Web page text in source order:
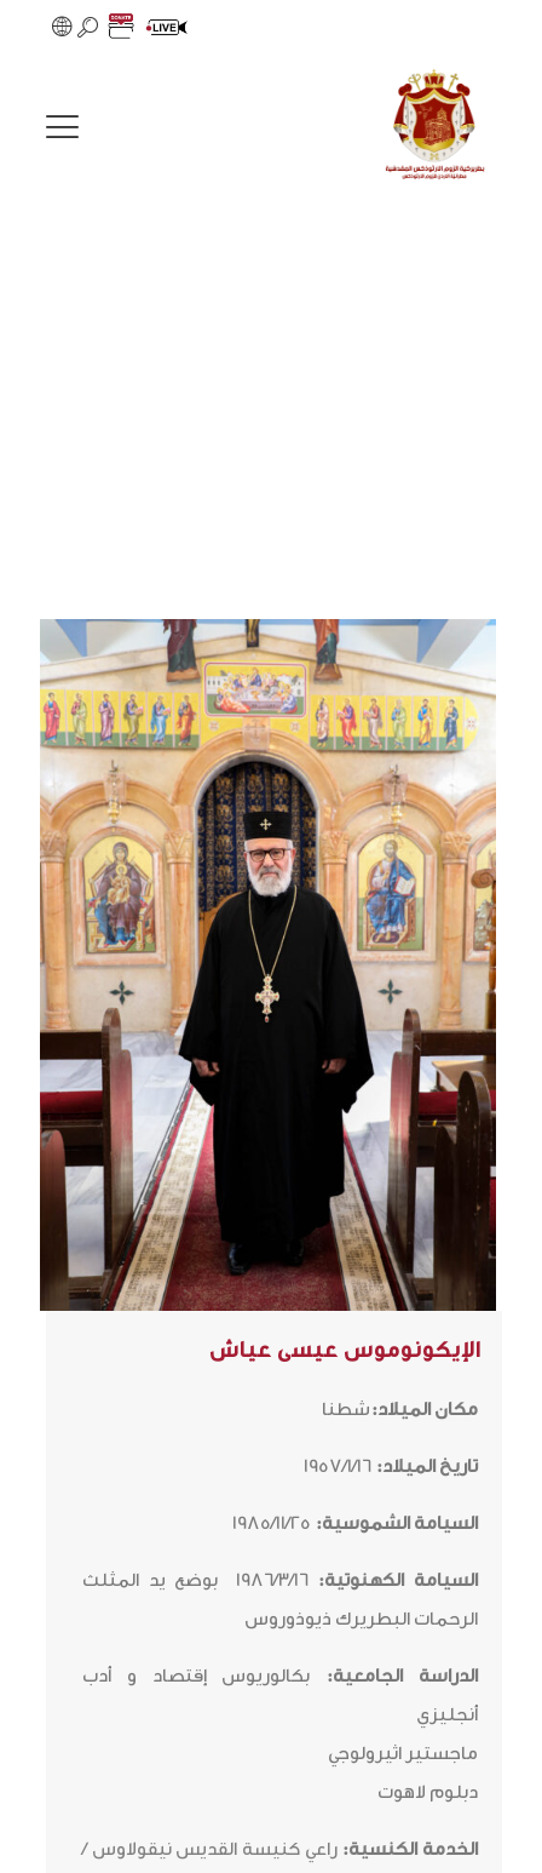
الإيكونوموس عيسى عياش
مكان الميلاد:شطنا
تاريخ الميلاد:
السيامة الشموسية: 1985/11/25
السيامة الكهنوتية:1986/3/16
بوضع يد المثلث
الرحمات البطريرك ذيوذوروس
الدراسة الجامعية:
بكالوريوس إقتصاد و أدب
أنجليزي
ماجستير اثيرولوجي
دبلوم لاهوت
الخدمة الكنسية: راعي كنيسة القديس نيقولاوس /